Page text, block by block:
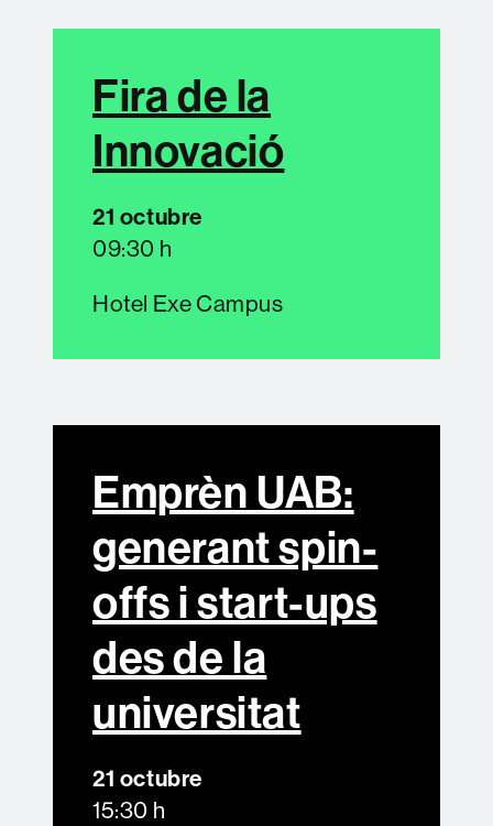
Fira de la
Innovació
21 octubre
09:30 h
Hotel Exe Campus
Emprèn UAB:
generant spin-
offs i start-ups
des de la
universitat
21 octubre
15:30 h